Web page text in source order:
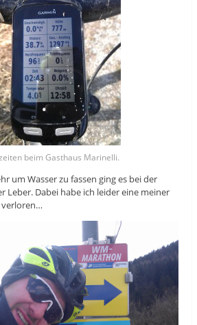
beim Gasthaus Marinelli.
um Wasser zu fassen ging es bei der
Leber. Dabei habe ich leider eine meiner
verloren…